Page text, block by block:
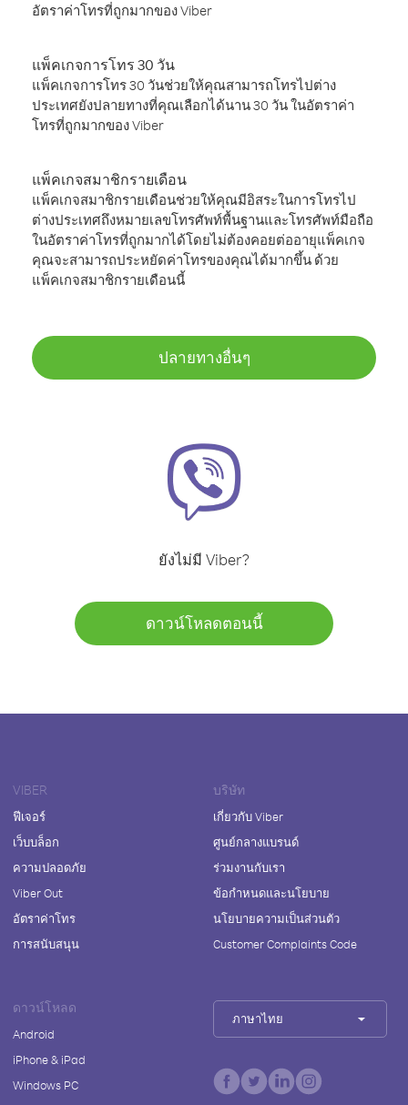
อัตราค่าโทรที่ถูกมากของ Viber
แพ็คเกจการโทร 30 วัน
แพ็คเกจการโทร 30 วันช่วยให้คุณสามารถโทรไปต่าง
ประเทศยังปลายทางที่คุณเลือกได้นาน 30 วัน ในอัตราค่า
โทรที่ถูกมากของ Viber
แพ็คเกจสมาชิกรายเดือน
แพ็คเกจสมาชิกรายเดือนช่วยให้คุณมีอิสระในการโทรไป
ต่างประเทศถึงหมายเลขโทรศัพท์พื้นฐานและโทรศัพท์มือถือ
ในอัตราค่าโทรที่ถูกมากได้โดยไม่ต้องคอยต่ออายุแพ็คเกจ
คุณจะสามารถประหยัดค่าโทรของคุณได้มากขึ้น ด้วย
แพ็คเกจสมาชิกรายเดือนนี้
ปลายทางอื่นๆ
ยังไม่มี Viber?
ดาวน์โหลดตอนนี้
VIBER
ฟีเจอร์
เว็บบล็อก
ความปลอดภัย
Viber Out
อัตราค่าโทร
การสนับสนุน
บริษัท
เกี่ยวกับ Viber
ศูนย์กลางแบรนด์
ร่วมงานกับเรา
ข้อกำหนดและนโยบาย
นโยบายความเป็นส่วนตัว
Customer Complaints Code
ดาวน์โหลด
Android
iPhone & iPad
Windows PC
ภาษาไทย